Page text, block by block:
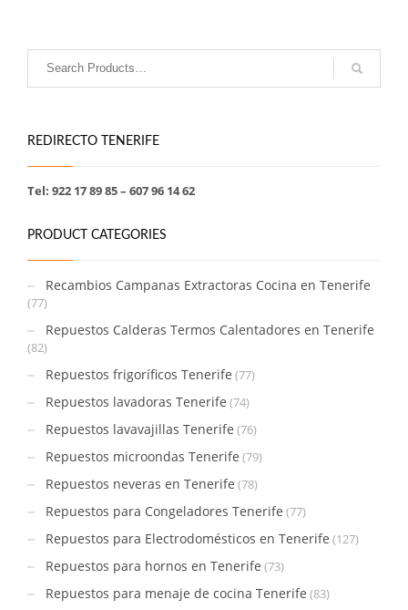
REDIRECTO TENERIFE
Tel: 922 17 89 85 – 607 96 14 62
PRODUCT CATEGORIES
Recambios Campanas Extractoras Cocina en Tenerife
(77)
Repuestos Calderas Termos Calentadores en Tenerife
(82)
Repuestos frigoríficos Tenerife (77)
Repuestos lavadoras Tenerife (74)
Repuestos lavavajillas Tenerife (76)
Repuestos microondas Tenerife (79)
Repuestos neveras en Tenerife (78)
Repuestos para Congeladores Tenerife (77)
Repuestos para Electrodomésticos en Tenerife (127)
Repuestos para hornos en Tenerife (73)
Repuestos para menaje de cocina Tenerife (83)